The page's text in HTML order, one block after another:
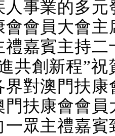
人事業的多元
會會員大會主
禮嘉賓主持二
共創新程”祝
界對澳門扶康
門扶康會會員
一眾主禮嘉賓